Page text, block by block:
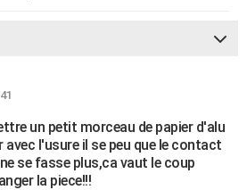
un petit morceau de papier d'alu
l'usure il se peu que le contact
se fasse plus,ca vaut le coup
la piece!!!